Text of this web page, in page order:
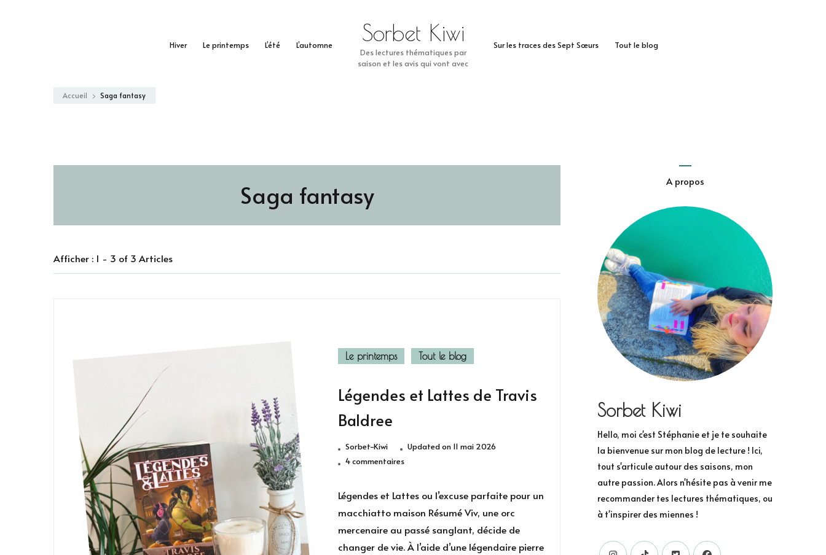
Hiver Le printemps L’été L’automne Sur les traces des Sept Sœurs Tout le blog
Sorbet Kiwi
Des lectures thématiques par
saison et les avis qui vont avec
Accueil Saga fantasy
Saga fantasy
Afficher : 1 - 3 of 3 Articles
Le printemps Tout le blog
Légendes et Lattes de Travis
Baldree
Sorbet-Kiwi Updated on 11 mai 2026
4 commentairessur
de
Travis
Baldree
Légendes et Lattes ou l’excuse parfaite pour un
macchiatto maison Résumé Viv, une orc
mercenaire au passé sanglant, décide de
changer de vie. À l’aide d’une légendaire pierre
A propos
Sorbet Kiwi
Hello, moi c'est Stéphanie et je te souhaite
la bienvenue sur mon blog de lecture ! Ici,
tout s'articule autour des saisons, mon
autre passion. Alors n'hésite pas à venir me
recommander tes lectures thématiques, ou
à t'inspirer des miennes !